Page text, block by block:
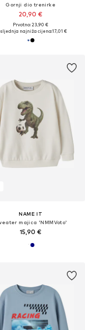
Gornji dio trenirke
20,90 €
Prvotno: 23,90 €
najniža cijena:17,01 €
NAME IT
majica 'NMMVoto'
15,90 €